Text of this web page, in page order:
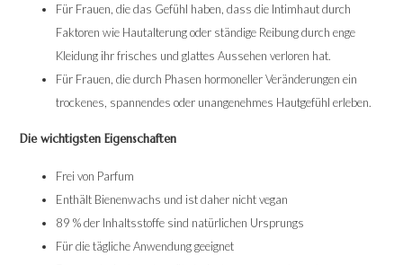
Für Frauen, die das Gefühl haben, dass die Intimhaut durch
Faktoren wie Hautalterung oder ständige Reibung durch enge
Kleidung ihr frisches und glattes Aussehen verloren hat.
Für Frauen, die durch Phasen hormoneller Veränderungen ein
trockenes, spannendes oder unangenehmes Hautgefühl erleben.
Die wichtigsten Eigenschaften
Frei von Parfum
Enthält Bienenwachs und ist daher nicht vegan
89 % der Inhaltsstoffe sind natürlichen Ursprungs
Für die tägliche Anwendung geeignet